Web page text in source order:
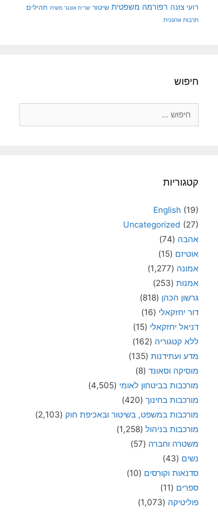
רועי צזנה רפורמה משפטית שיטור שרית אונגר משיח תהילים
תרבות ארגונית
חיפוש
קטגוריות
English (19)
Uncategorized (27)
אהבה (74)
אוטיזם (15)
אמונה (1,277)
אמנות (253)
גרשון הכהן (818)
דור יחזקאלי (16)
דניאל יחזקאלי (15)
ללא קטגוריה (162)
מדע ועתידנות (135)
מוסיקה וסאונד (8)
מורכבות בביטחון לאומי (4,505)
מורכבות בחינוך (420)
מורכבות במשפט, בשיטור ובאכיפת חוק (2,103)
מורכבות בניהול (1,258)
משטרה וחברה (57)
נשים (43)
סדנאות וקורסים (10)
ספרים (11)
פוליטיקה (1,073)